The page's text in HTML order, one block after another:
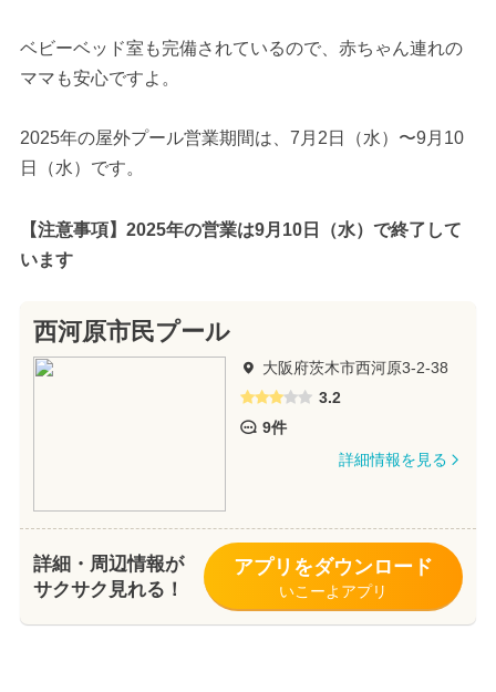
ベビーベッド室も完備されているので、赤ちゃん連れの
ママも安心ですよ。
2025年の屋外プール営業期間は、7月2日（水）〜9月10
日（水）です。
【注意事項】2025年の営業は9月10日（水）で終了して
います
西河原市民プール
大阪府茨木市西河原3-2-38
3.2
9件
詳細情報を見る
詳細・周辺情報が
サクサク見れる！
アプリをダウンロード
いこーよアプリ